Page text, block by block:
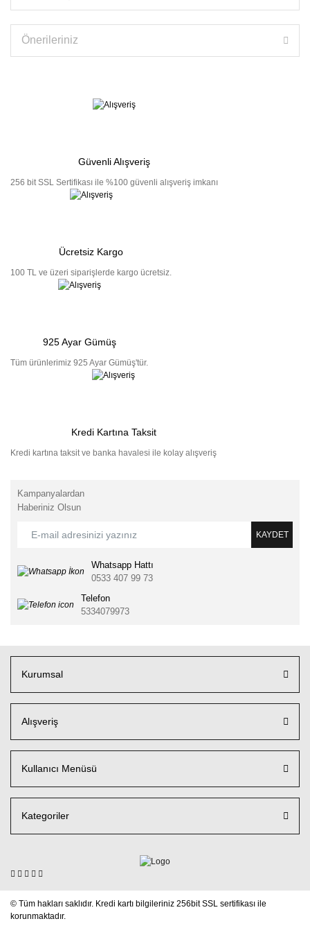
Önerileriniz
Güvenli Alışveriş
256 bit SSL Sertifikası ile %100 güvenli alışveriş imkanı
Ücretsiz Kargo
100 TL ve üzeri siparişlerde kargo ücretsiz.
925 Ayar Gümüş
Tüm ürünlerimiz 925 Ayar Gümüş'tür.
Kredi Kartına Taksit
Kredi kartına taksit ve banka havalesi ile kolay alışveriş
Kampanyalardan
Haberiniz Olsun
KAYDET
Whatsapp Hattı
0533 407 99 73
Telefon
5334079973
Kurumsal
Alışveriş
Kullanıcı Menüsü
Kategoriler
© Tüm hakları saklıdır. Kredi kartı bilgileriniz 256bit SSL sertifikası ile
korunmaktadır.